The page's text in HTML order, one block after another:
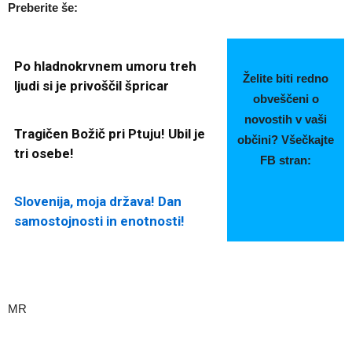
Preberite še:
Po hladnokrvnem umoru treh
ljudi si je privoščil špricar
Želite biti redno
obveščeni o
novostih v vaši
občini? Všečkajte
FB stran:
Tragičen Božič pri Ptuju! Ubil je
tri osebe!
Slovenija, moja država! Dan
samostojnosti in enotnosti!
MR